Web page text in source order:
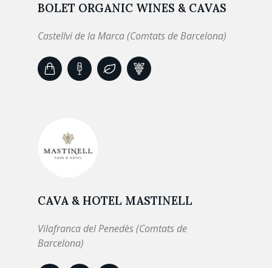
BOLET ORGANIC WINES & CAVAS
Castellvi de la Marca (Comtats de Barcelona)
CAVA & HOTEL MASTINELL
Vilafranca del Penedès (Comtats de
Barcelona)